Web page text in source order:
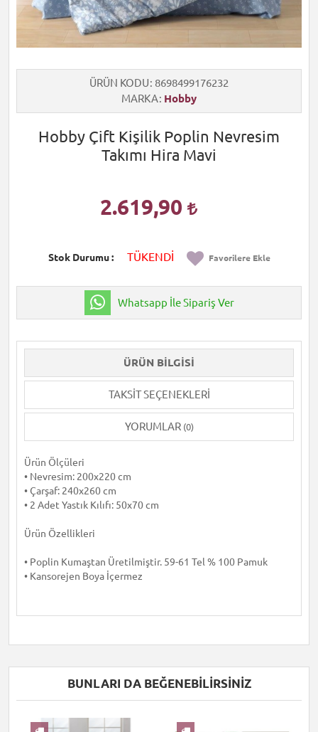
ÜRÜN KODU 8698499176232
MARKA Hobby
Hobby Çift Kişilik Poplin Nevresim
Takımı Hira Mavi
2.619,90
Stok Durumu TÜKENDİ Favorilere Ekle
Whatsapp İle Sipariş Ver
ÜRÜN BILGISI
TAKSIT SEÇENEKLERI
YORUMLAR (0)
Ürün Ölçüleri
• Nevresim: 200x220 cm
• Çarşaf: 240x260 cm
• 2 Adet Yastık Kılıfı: 50x70 cm
Ürün Özellikleri
• Poplin Kumaştan Üretilmiştir. 59-61 Tel % 100 Pamuk
• Kansorejen Boya İçermez
BUNLARI DA BEĞENEBILIRSINIZ